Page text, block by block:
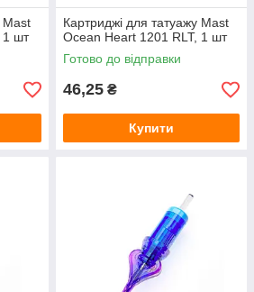
Mast
1 шт
Картриджі для татуажу Mast
Ocean Heart 1201 RLT, 1 шт
Готово до відправки
46,25 ₴
Купити